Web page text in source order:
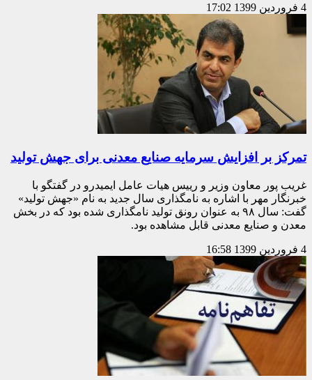
4 فروردین 1399 17:02
تمرکز بر افزایش سرمایه صنایع معدنی برای جهش تولید
غریب پور معاون وزیر و رییس هیات عامل ایمیدرو در گفتگو با
خبرنگار مهر با اشاره به نامگذاری سال جدید به نام «جهش تولید»
گفت: سال ۹۸ به عنوان رونق تولید نامگذاری شده بود که در بخش
معدن و صنایع معدنی قابل مشاهده بود.
4 فروردین 1399 16:58